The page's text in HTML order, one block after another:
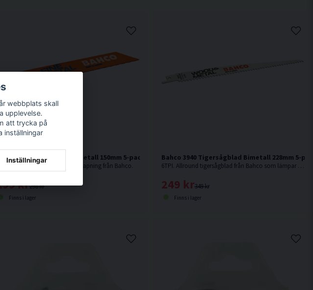
Bahco 3940 Tigersågblad Metall 150mm 5-pack
24TPI. Metallblad för tunnmetallkapning från Bahco.
298 kr
kr
Finns i lager
Bahco 3940 Tigersågblad Bimetall 228mm 5-
6TPI. Allround tigersågblad från Bahco som lämpar sig till trä med spik.
349 kr
249 kr
Finns i lager
webbplats skall
upplevelse.
att trycka på
inställningar
Inställningar